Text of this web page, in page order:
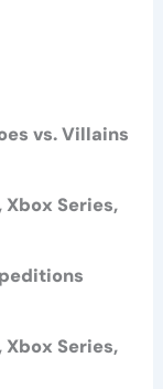
vs. Villains
Xbox Series,
Xbox Series,